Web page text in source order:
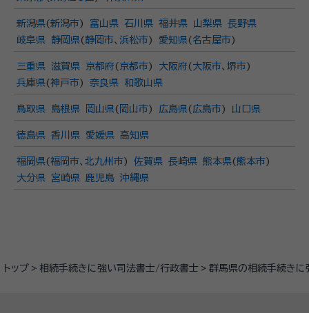
トップ 相続手続きに強い司法書士/行政書士 群馬県の相続手続き
新潟県(新潟市) 富山県 石川県 福井県 山梨県 長野県
岐阜県
静岡県( 静岡市、 浜松市) 愛知県( 名古屋市)
三重県 滋賀県 京都府( 京都市) 大阪府( 大阪市、 堺市)
兵庫県(神戸市) 奈良県 和歌山県
鳥取県 島根県 岡山県( 岡山市) 広島県( 広島市) 山口県
徳島県 香川県 愛媛県 高知県
福岡県(福岡市、 北九州市) 佐賀県 長崎県 熊本県(熊本市)
大分県
宮崎県 鹿児島 沖縄県